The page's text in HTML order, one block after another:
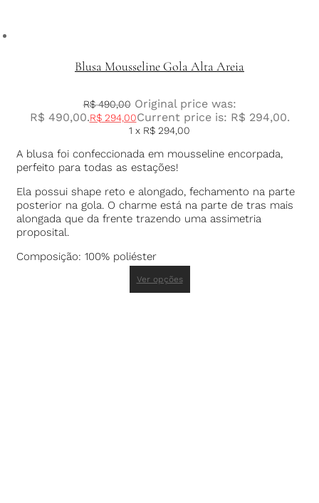
Blusa Mousseline Gola Alta Areia
R$490,00 Original price was:
R$ 490,00.R$294,00Current price is: R$ 294,00.
1 x R$ 294,00
A blusa foi confeccionada em mousseline encorpada,
perfeito para todas as estações!
Ela possui shape reto e alongado, fechamento na parte
posterior na gola. O charme está na parte de tras mais
alongada que da frente trazendo uma assimetria
proposital.
Composição: 100% poliéster
Ver opções